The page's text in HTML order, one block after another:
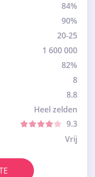
84%
90%
20-25
1 600 000
82%
8
8.8
Heel zelden
9.3
Vrij